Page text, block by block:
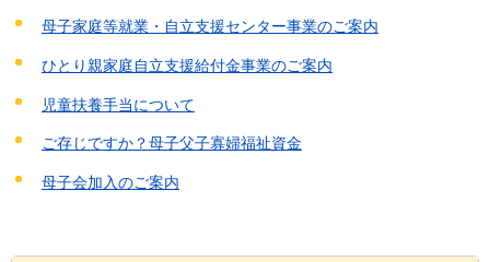
母子家庭等就業・自立支援センター事業のご案内
ひとり親家庭自立支援給付金事業のご案内
児童扶養手当について
ご存じですか？母子父子寡婦福祉資金
母子会加入のご案内